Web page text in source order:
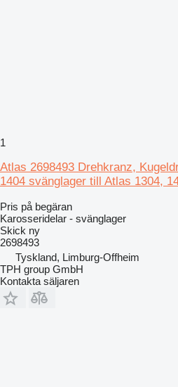
1
Atlas 2698493 Drehkranz,
1404 svänglager till Atlas 1304,
Pris på begäran
Karosseridelar - svänglager
Skick ny
2698493
Tyskland, Limburg-Offheim
TPH group GmbH
Kontakta säljaren